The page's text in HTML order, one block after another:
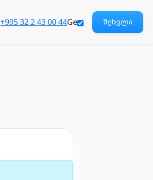
+995 32 2 43 00 44Ge შესვლა